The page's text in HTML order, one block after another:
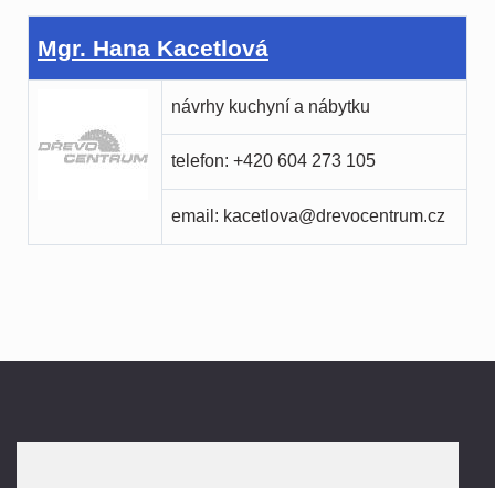
Mgr. Hana Kacetlová
návrhy kuchyní a nábytku
telefon: +420 604 273 105
email: kacetlova@drevocentrum.cz